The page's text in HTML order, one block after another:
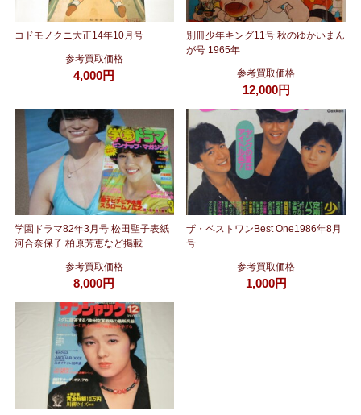
コドモノクニ大正14年10月号
参考買取価格
4,000円
別冊少年キング11号 秋のゆかいまん
が号 1965年
参考買取価格
12,000円
学園ドラマ82年3月号 松田聖子表紙
河合奈保子 柏原芳恵など掲載
参考買取価格
8,000円
ザ・ベストワンBest One1986年8月
号
参考買取価格
1,000円